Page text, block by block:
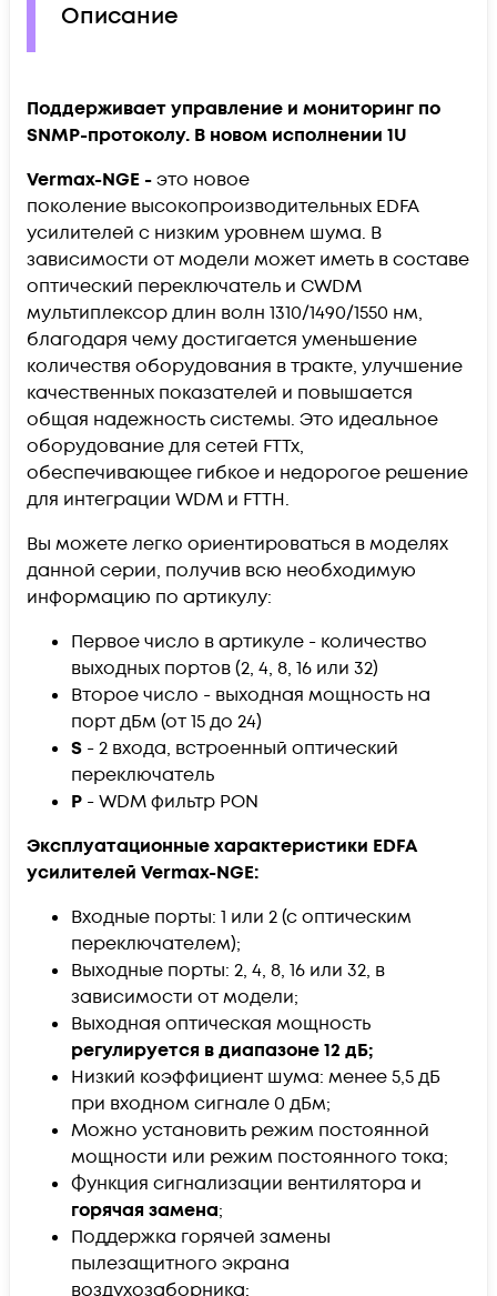
Описание
Поддерживает управление и мониторинг по
SNMP-протоколу. В новом исполнении 1U
Vermax-NGE -это новое
поколение высокопроизводительных EDFA
усилителей с низким уровнем шума. В
зависимости от модели может иметь в составе
оптический переключатель и CWDM
мультиплексор длин волн 1310/1490/1550 нм,
благодаря чему достигается уменьшение
количествя оборудования в тракте, улучшение
качественных показателей и повышается
общая надежность системы. Это идеальное
оборудование для сетей FTTx,
обеспечивающее гибкое и недорогое решение
для интеграции WDM и FTTH.
Вы можете легко ориентироваться в моделях
данной серии, получив всю необходимую
информацию по артикулу:
Первое число в артикуле - количество
выходных портов (2, 4, 8, 16 или 32)
Второе число - выходная мощность на
порт дБм (от 15 до 24)
S - 2 входа, встроенный оптический
переключатель
P - WDM фильтр PON
Эксплуатационные характеристики EDFA
усилителей Vermax-NGE:
Входные порты: 1 или 2 (с оптическим
переключателем);
Выходные порты: 2, 4, 8, 16 или 32, в
зависимости от модели;
Выходная оптическая мощность
регулируется в диапазоне 12 дБ;
Низкий коэффициент шума: менее 5,5 дБ
при входном сигнале 0 дБм;
Можно установить режим постоянной
мощности или режим постоянного тока;
Функция сигнализации вентилятора и
горячая замена;
Поддержка горячей замены
пылезащитного экрана
воздухозаборника;